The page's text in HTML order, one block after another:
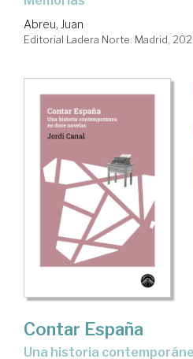
Abreu, Juan
Editorial Ladera Norte. Madrid,
Contar España
Una historia